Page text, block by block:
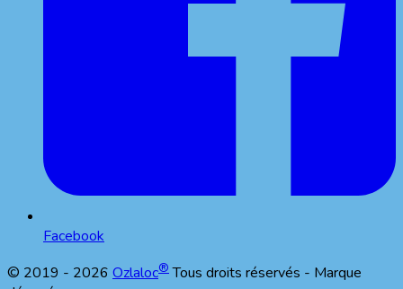
Facebook
© 2019 - 2026 Ozlaloc® Tous droits réservés - Marque